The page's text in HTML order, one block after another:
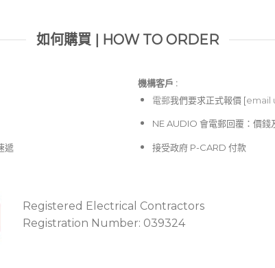
如何購買 | HOW TO ORDER
遞
機構客戶 :​
電郵我們要求正式報價 [email
NE AUDIO 會電郵回覆：價錢
接受政府 P-CARD 付款
Registered Electrical Contractors
Registration Number: 039324